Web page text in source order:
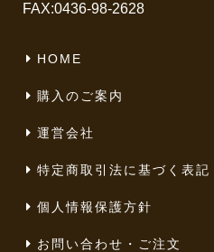
FAX:0436-98-2628
HOME
購入のご案内
運営会社
特定商取引法に基づく表記
個人情報保護方針
お問い合わせ・ご注文